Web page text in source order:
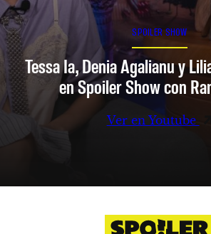
SPOILER SHOW
Tessa Ia, Denia Agalianu y
en Spoiler Show con
Ver en Youtube